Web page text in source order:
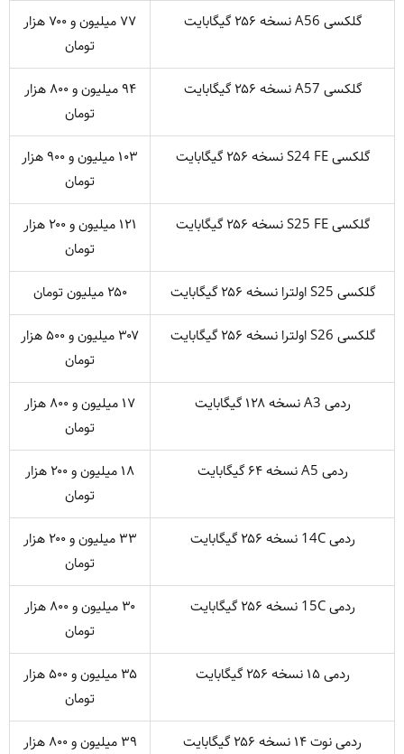
گلکسی A56 نسخه ۲۵۶ گیگابایت
۷۷ میلیون و ۷۰۰ هزار
تومان
گلکسی A57 نسخه ۲۵۶ گیگابایت
۹۴ میلیون و ۸۰۰ هزار
تومان
گلکسی S24 FE نسخه ۲۵۶ گیگابایت
۱۰۳ میلیون و ۹۰۰ هزار
تومان
گلکسی S25 FE نسخه ۲۵۶ گیگابایت
۱۲۱ میلیون و ۲۰۰ هزار
تومان
گلکسی S25 اولترا نسخه ۲۵۶ گیگابایت
۲۵۰ میلیون تومان
گلکسی S26 اولترا نسخه ۲۵۶ گیگابایت
۳۰۷ میلیون و ۵۰۰ هزار
تومان
ردمی A3 نسخه ۱۲۸ گیگابایت
۱۷ میلیون و ۸۰۰ هزار
تومان
ردمی A5 نسخه ۶۴ گیگابایت
۱۸ میلیون و ۲۰۰ هزار
تومان
ردمی 14C نسخه ۲۵۶ گیگابایت
۳۳ میلیون و ۲۰۰ هزار
تومان
ردمی 15C نسخه ۲۵۶ گیگابایت
۳۰ میلیون و ۸۰۰ هزار
تومان
ردمی ۱۵ نسخه ۲۵۶ گیگابایت
۳۵ میلیون و ۵۰۰ هزار
تومان
ردمی نوت ۱۴ نسخه ۲۵۶ گیگابایت
۳۹ میلیون و ۸۰۰ هزار